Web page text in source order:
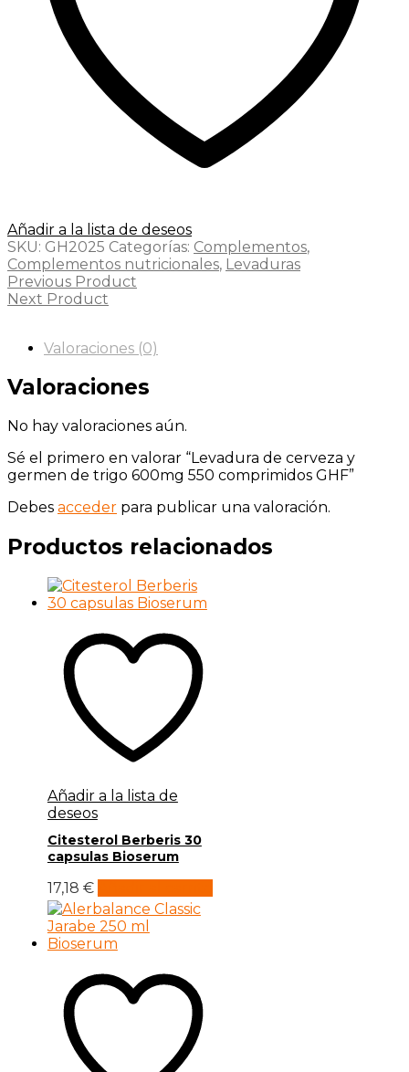
Añadir a la lista de deseos
SKU: GH2025 Categorías: Complementos,
Complementos nutricionales, Levaduras
Previous Product
Next Product
Valoraciones (0)
Valoraciones
No hay valoraciones aún.
Sé el primero en valorar “Levadura de cerveza y
germen de trigo 600mg 550 comprimidos GHF”
Debes acceder para publicar una valoración.
Productos relacionados
Añadir a la lista de
deseos
Citesterol Berberis 30
capsulas Bioserum
17,18 €